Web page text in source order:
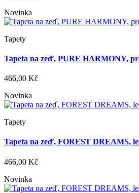
Novinka
Tapety
Tapeta na zeď, PURE HARMONY,
466,00 Kč
Novinka
Tapety
Tapeta na zeď, FOREST DREAMS,
466,00 Kč
Novinka